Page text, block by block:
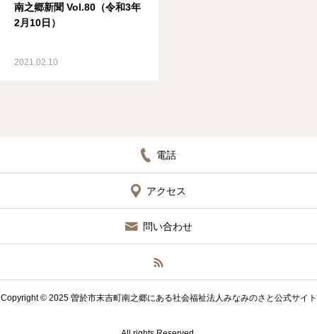
南之郷新聞 Vol.80（令和3年
2月10日）
2021.02.10
電話
アクセス
問い合わせ
Copyright © 2025 曽於市末吉町南之郷にある社会福祉法人みなみのさと公式サイト